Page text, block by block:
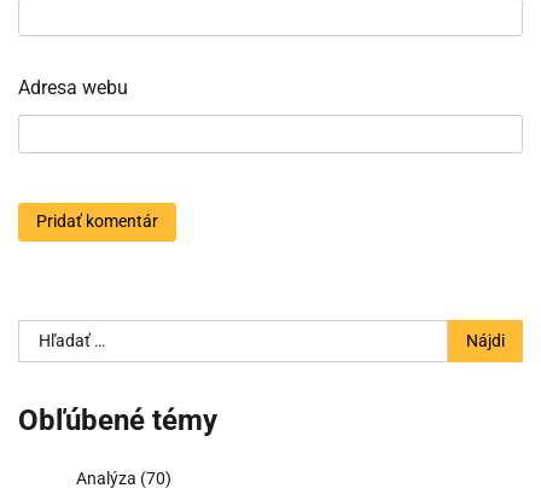
Adresa webu
Hľadať:
Obľúbené témy
Analýza (70)